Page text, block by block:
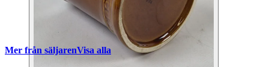
Mer från säljarenVisa alla